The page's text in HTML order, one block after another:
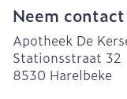
Neem
Apotheek De
Stationsstraat 32
8530 Harelbeke